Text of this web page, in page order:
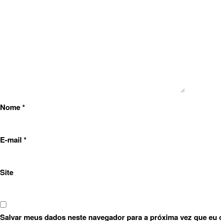
Nome*
E-mail *
Site
Salvar meus dados neste navegador para a próxima vez que eu